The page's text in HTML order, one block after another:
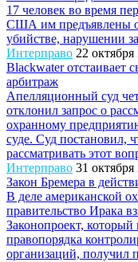
17 человек во время
США им предъявлены
убийстве, нарушении
Интерправо 22 октября
Blackwater отстаивает
арбитраж
Апелляционный суд
отклонил запрос о
охранному
суде. Суд постановил,
рассматривать этот
Интерправо 31 октября
Закон Бремера в
В деле американской
правительство Ирака
Законопроект,
правопорядка
организаций, получил